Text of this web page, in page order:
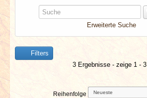
NEUESTE ARTIKEL
NEWS & DATES
BERICHTE
Erweiterte Suche
Filters
3 Ergebnisse - zeige 1 - 3
Reihenfolge